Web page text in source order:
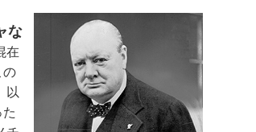
な
在
の
以